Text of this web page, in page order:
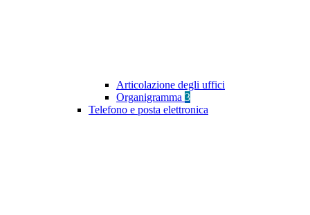
Articolazione degli uffici
Organigramma 3
Telefono e posta elettronica